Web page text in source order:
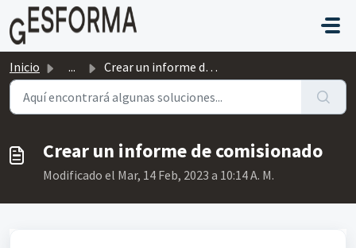
Saltar al contenido principal
Inicio ... Crear un informe de comisionado
Crear un informe de comisionado
Modificado el Mar, 14 Feb, 2023 a 10:14 A. M.